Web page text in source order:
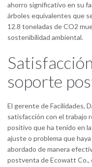
ahorro significativo en su
árboles equivalentes que
12.8 toneladas de CO2
sostenibilidad ambiental.
soporte
El gerente de Facilidades,
satisfacción con el trabajo
positivo que ha tenido en
ajuste o problema que
abordado de manera
postventa de Ecowatt Co.,